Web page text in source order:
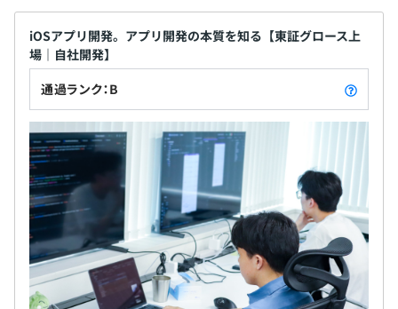
iOSアプリ開発。アプリ開発の本質を知る【東証グロース上
場｜自社開発】
通過ランク：B